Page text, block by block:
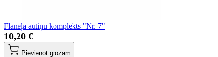
Flaneļa autiņu komplekts "Nr. 7"
10,20 €
Pievienot grozam